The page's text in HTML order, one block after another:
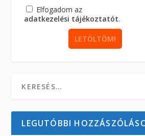
Elfogadom az
adatkezelési tájékoztatót.
LEGUTÓBBI